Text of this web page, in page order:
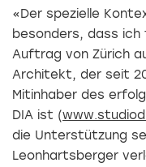
«Der spezielle
besonders, dass
Auftrag von Zürich
Architekt, der seit
Mitinhaber des
DIA ist (
die Unterstützung
Leonhartsberger